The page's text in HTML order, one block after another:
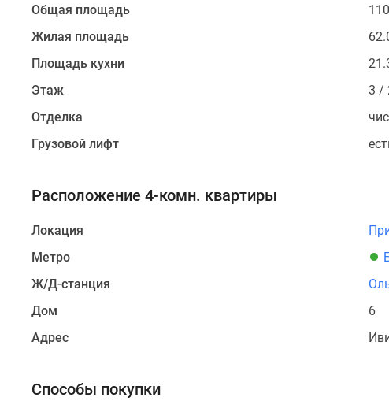
Общая площадь
Жилая площадь
Площадь кухни
Этаж
3 /
Отделка
Грузовой лифт
Расположение 4-комн. квартиры
Локация
Метро
Ж/Д-станция
Дом
6
Адрес
Способы покупки